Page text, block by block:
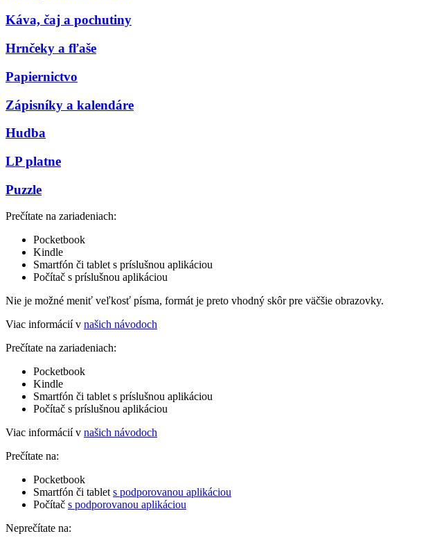
Káva, čaj a pochutiny
Hrnčeky a fľaše
Papiernictvo
Zápisníky a kalendáre
Hudba
LP platne
Puzzle
Prečítate na zariadeniach:
Pocketbook
Kindle
Smartfón či tablet s príslušnou aplikáciou
Počítač s príslušnou aplikáciou
Nie je možné meniť veľkosť písma, formát je preto vhodný skôr pre väčšie obrazovky.
Viac informácií v našich návodoch
Prečítate na zariadeniach:
Pocketbook
Kindle
Smartfón či tablet s príslušnou aplikáciou
Počítač s príslušnou aplikáciou
Viac informácií v našich návodoch
Prečítate na:
Pocketbook
Smartfón či tablet s podporovanou aplikáciou
Počítač s podporovanou aplikáciou
Neprečítate na: